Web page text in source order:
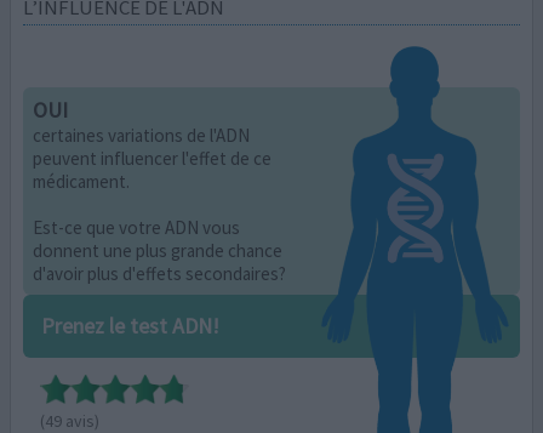
L’INFLUENCE DE L'ADN
OUI
certaines variations de l'ADN
peuvent influencer l'effet de ce
médicament.
Est-ce que votre ADN vous
donnent une plus grande chance
d'avoir plus d'effets secondaires?
Prenez le test ADN!
(49 avis)